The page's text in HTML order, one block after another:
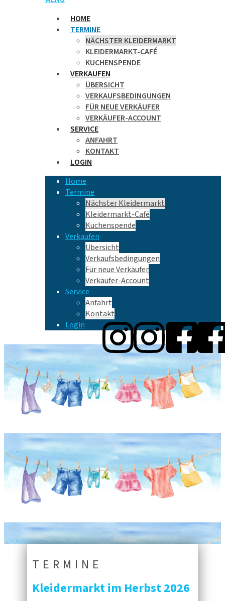
HOME
TERMINE
NÄCHSTER KLEIDERMARKT
KLEIDERMARKT-CAFÉ
KUCHENSPENDE
VERKAUFEN
ÜBERSICHT
VERKAUFSBEDINGUNGEN
FÜR NEUE VERKÄUFER
VERKÄUFER-ACCOUNT
SERVICE
ANFAHRT
KONTAKT
LOGIN
Home
Termine
Nächster Kleidermarkt
Kleidermarkt-Café
Kuchenspende
Verkaufen
Übersicht
Verkaufsbedingungen
Für neue Verkäufer
Verkäufer-Account
Service
Anfahrt
Kontakt
Login
TERMINE
Kleidermarkt im Herbst 2026